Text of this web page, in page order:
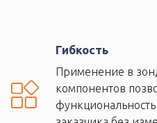
Гибкость
Применение в
компонентов